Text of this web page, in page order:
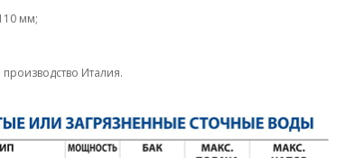
мм;
Италия.